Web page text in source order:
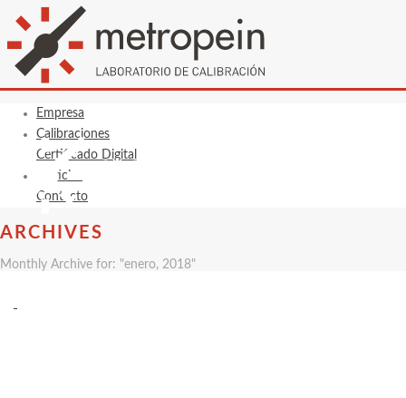
Empresa
Calibraciones
Certificado Digital
Noticias
Contacto
ARCHIVES
Monthly Archive for: "enero, 2018"